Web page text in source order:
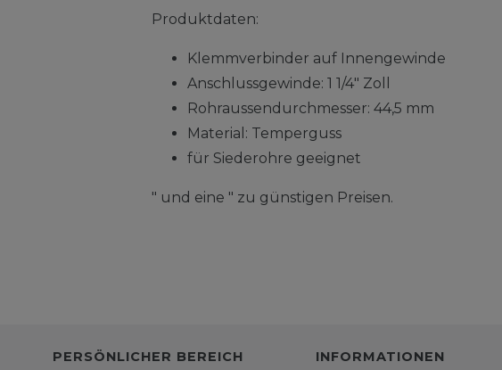
Produktdaten:
Klemmverbinder auf Innengewinde
Anschlussgewinde: 1 1/4" Zoll
Rohraussendurchmesser: 44,5 mm
Material: Temperguss
für Siederohre geeignet
" und eine " zu günstigen Preisen.
PERSÖNLICHER BEREICH INFORMATIONEN